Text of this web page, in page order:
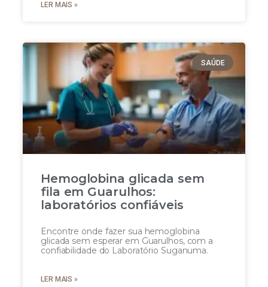
LER MAIS »
SAÚDE
Hemoglobina glicada sem
fila em Guarulhos:
laboratórios confiáveis
Encontre onde fazer sua hemoglobina
glicada sem esperar em Guarulhos, com a
confiabilidade do Laboratório Suganuma.
LER MAIS »